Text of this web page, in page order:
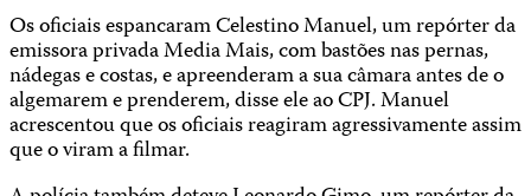
Os oficiais espancaram Celestino Manuel, um repórter da
emissora privada Media Mais, com bastões nas pernas,
nádegas e costas, e apreenderam a sua câmara antes de o
algemarem e prenderem, disse ele ao CPJ. Manuel
acrescentou que os oficiais reagiram agressivamente assim
que o viram a filmar.